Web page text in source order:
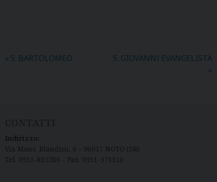
« S. BARTOLOMEO
S. GIOVANNI EVANGELISTA
»
Indirizzo:
Via Mons. Blandini, 6 – 96017 NOTO (SR)
Tel. 0931-835286 – Fax. 0931-573310